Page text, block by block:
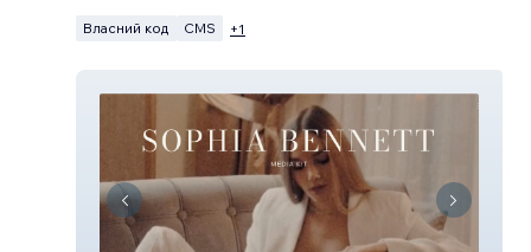
Власний код CMS +1